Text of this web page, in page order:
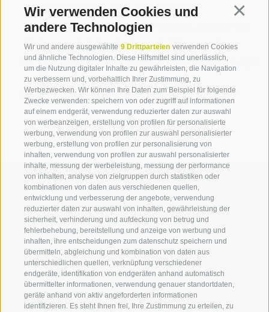
Wir verwenden Cookies und
andere Technologien
Wir und andere ausgewählte 9 Drittparteien verwenden Cookies
und ähnliche Technologien. Diese Hilfsmittel sind unerlässlich,
um die Nutzung digitaler Inhalte zu gewährleisten, die Navigation
zu verbessern und, vorbehaltlich Ihrer Zustimmung, zu
Werbezwecken. Wir können Ihre Daten zum Beispiel für folgende
Zwecke verwenden: speichern von oder zugriff auf informationen
auf einem endgerät, verwendung reduzierter daten zur auswahl
von werbeanzeigen, erstellung von profilen für personalisierte
werbung, verwendung von profilen zur auswahl personalisierter
werbung, erstellung von profilen zur personalisierung von
inhalten, verwendung von profilen zur auswahl personalisierter
inhalte, messung der werbeleistung, messung der performance
von inhalten, analyse von zielgruppen durch statistiken oder
kombinationen von daten aus verschiedenen quellen,
entwicklung und verbesserung der angebote, verwendung
reduzierter daten zur auswahl von inhalten, gewährleistung der
sicherheit, verhinderung und aufdeckung von betrug und
fehlerbehebung, bereitstellung und anzeige von werbung und
inhalten, ihre entscheidungen zum datenschutz speichern und
übermitteln, abgleichung und kombination von daten aus
unterschiedlichen quellen, verknüpfung verschiedener
endgeräte, identifikation von endgeräten anhand automatisch
übermittelter informationen, verwendung genauer standortdaten,
geräte anhand von aktiv angeforderten informationen
identifizieren. Es steht Ihnen frei, Ihre Zustimmung zu erteilen, zu
IDM Südtirol – Alto Adige (Italy)
Tehnoloski park Ljubljana d.o.o. (Slovenia)
Pomurski tehnoloski park (Slovenia)
Plastipolis, Pole de competitivite Plasturgie
(France)
Stiftung Technopark (Switzerland)
Kontaktieren Sie uns
IDM Südtirol - Alto Adige
+39 0471 094 000
info[at]idm-suedtirol.com
idm[at]pec.idm-suedtirol.com